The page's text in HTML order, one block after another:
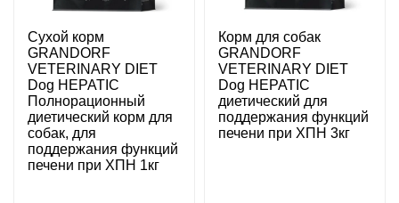
Сухой корм
GRANDORF
VETERINARY DIET
Dog HEPATIC
Полнорационный
диетический корм для
собак, для
поддержания функций
печени при ХПН 1кг
Корм для собак
GRANDORF
VETERINARY DIET
Dog HEPATIC
диетический для
поддержания функций
печени при ХПН 3кг